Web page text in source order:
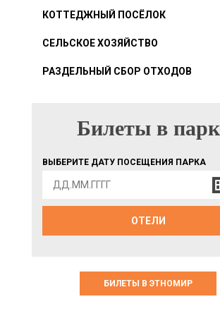
КОТТЕДЖНЫЙ ПОСЁЛОК
СЕЛЬСКОЕ ХОЗЯЙСТВО
РАЗДЕЛЬНЫЙ СБОР ОТХОДОВ
БИЛЕТЫ В ПАРК
Билеты в парк
ВЫБЕРИТЕ ДАТУ ПОСЕЩЕНИЯ ПАРКА
ОТЕЛИ
БИЛЕТЫ В ЭТНОМИР